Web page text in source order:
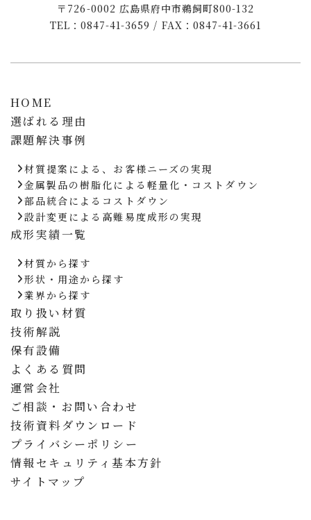
〒726-0002 広島県府中市鵜飼町800-132
TEL：0847-41-3659 / FAX：0847-41-3661
HOME
選ばれる理由
課題解決事例
材質提案による、お客様ニーズの実現
金属製品の樹脂化による軽量化・コストダウン
部品統合によるコストダウン
設計変更による高難易度成形の実現
成形実績一覧
材質から探す
形状・用途から探す
業界から探す
取り扱い材質
技術解説
保有設備
よくある質問
運営会社
ご相談・お問い合わせ
技術資料ダウンロード
プライバシーポリシー
情報セキュリティ基本方針
サイトマップ